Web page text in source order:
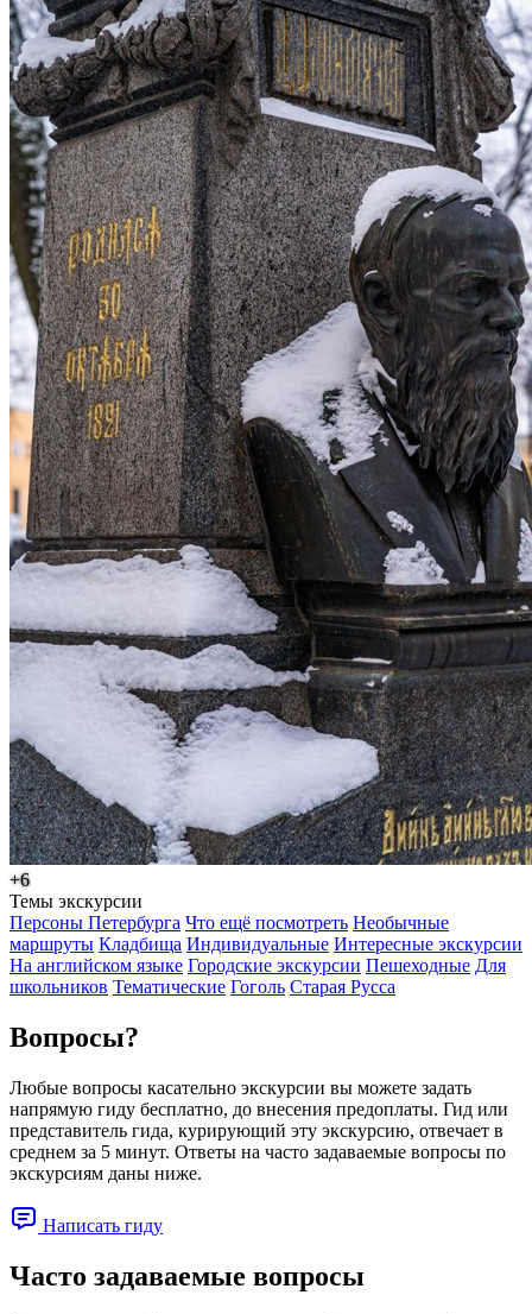
+6
Темы экскурсии
Персоны Петербурга Что ещё посмотреть Необычные
маршруты Кладбища Индивидуальные Интересные экскурсии
На английском языке Городские экскурсии Пешеходные Для
школьников Тематические Гоголь Старая Русса
Вопросы?
Любые вопросы касательно экскурсии вы можете задать
напрямую гиду бесплатно, до внесения предоплаты. Гид или
представитель гида, курирующий эту экскурсию, отвечает в
среднем за 5 минут. Ответы на часто задаваемые вопросы по
экскурсиям даны ниже.
Написать гиду
Часто задаваемые вопросы